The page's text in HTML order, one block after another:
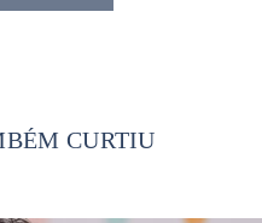
CURTIU